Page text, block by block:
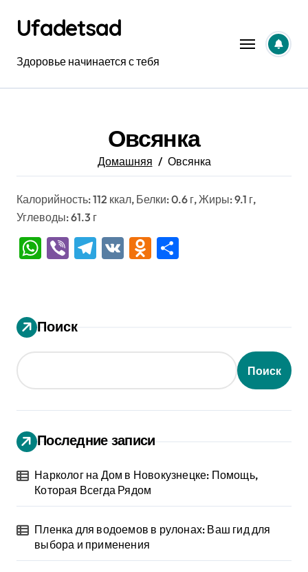
содержанию
Ufadetsad
Здоровье начинается с тебя
Овсянка
Домашняя Овсянка
Калорийность: 112 ккал, Белки: 0.6 г, Жиры: 9.1 г,
Углеводы: 61.3 г
WhatsApp
ViberTelegram
VK Odnoklassniki
Поиск
Поиск
Последние записи
Нарколог на Дом в Новокузнецке: Помощь,
Которая Всегда Рядом
Пленка для водоемов в рулонах: Ваш гид для
выбора и применения